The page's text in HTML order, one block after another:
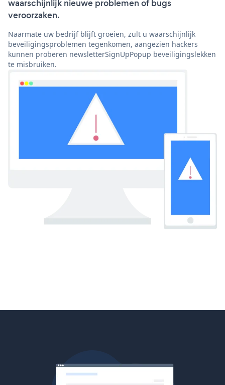
waarschijnlijk nieuwe problemen of bugs
veroorzaken.
Naarmate uw bedrijf blijft groeien, zult u waarschijnlijk
beveiligingsproblemen tegenkomen, aangezien hackers
kunnen proberen newsletterSignUpPopup beveiligingslekken
te misbruiken.